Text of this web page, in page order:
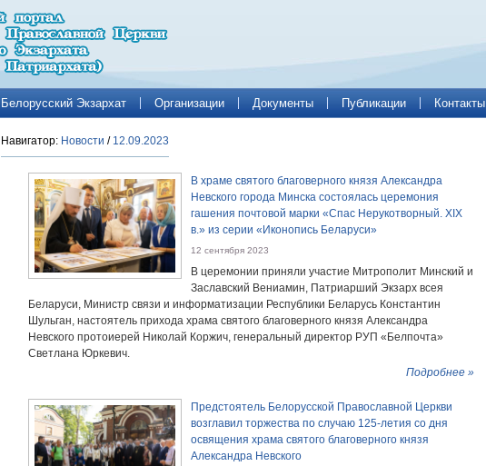
Белорусский Экзархат Организации Документы Публикации Контакты
Навигатор: Новости / 12.09.2023
В храме святого благоверного князя Александра
Невского города Минска состоялась церемония
гашения почтовой марки «Спас Нерукотворный. XIX
в.» из серии «Иконопись Беларуси»
12 сентября 2023
В церемонии приняли участие Митрополит Минский и
Заславский Вениамин, Патриарший Экзарх всея
Беларуси, Министр связи и информатизации Республики Беларусь Константин
Шульган, настоятель прихода храма святого благоверного князя Александра
Невского протоиерей Николай Коржич, генеральный директор РУП «Белпочта»
Светлана Юркевич.
Подробнее »
Предстоятель Белорусской Православной Церкви
возглавил торжества по случаю 125-летия со дня
освящения храма святого благоверного князя
Александра Невского